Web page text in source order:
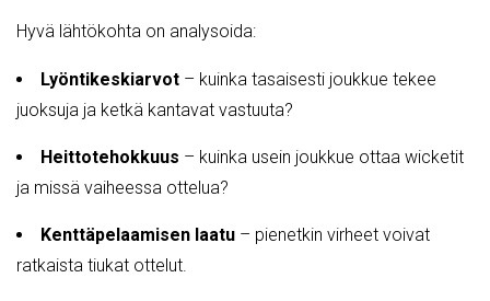
Hyvä lähtökohta on analysoida:
Lyöntikeskiarvot – kuinka tasaisesti joukkue tekee
juoksuja ja ketkä kantavat vastuuta?
Heittotehokkuus – kuinka usein joukkue ottaa wicketit
ja missä vaiheessa ottelua?
Kenttäpelaamisen laatu – pienetkin virheet voivat
ratkaista tiukat ottelut.